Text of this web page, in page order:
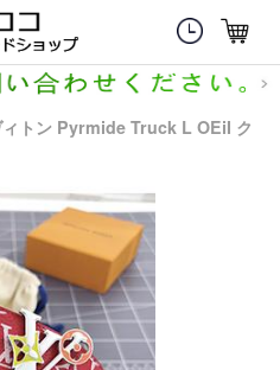
トン Pyrmide Truck L OEiI ク